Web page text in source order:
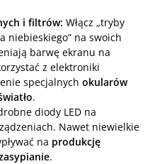
i filtrów: Włącz „tryby
niebieskiego” na swoich
barwę ekranu na
z elektroniki
specjalnych okularów
.
diody LED na
Nawet niewielkie
na produkcję
.